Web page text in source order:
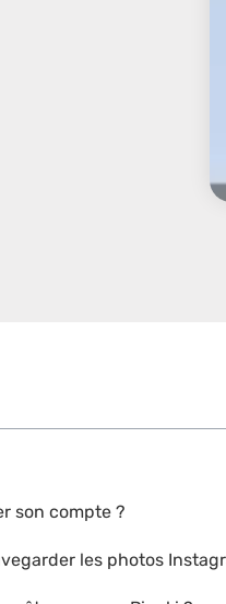
son compte ?
les photos